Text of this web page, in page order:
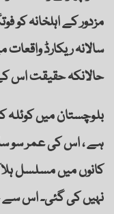
مزدور کے اہلخانہ کو
سالانہ ریکارڈ
حالانکہ حقیقت اس
ہے ، اس کی عمر سو
کانوں میں مسلسل
نہیں کی گئی۔ اس سے